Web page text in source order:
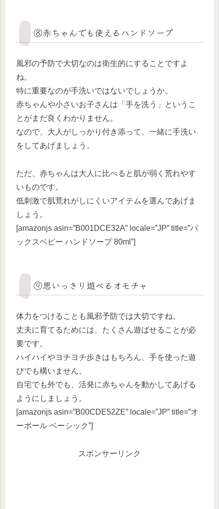
⑧赤ちゃんでも使えるハンドソープ
風邪の予防で大切なのは衛生的にすることですよ
ね。
特に重要なのが手洗いではないでしょうか。
赤ちゃんや小さいお子さんは「手を洗う」というこ
とがまだ良くわかりません。
なので、大人がしっかり付き添って、一緒に手洗い
をしてあげましょう。
ただ、赤ちゃんは大人に比べると肌が弱く荒れやす
いものです。
低刺激で肌荒れがしにくいアイテムを選んであげま
しょう。
[amazonjs asin=”B001DCE32A” locale=”JP” title=”パ
ックスベビー ハンドソープ 80ml”]
⑨思いっきり遊べるオモチャ
体力をつけることも風邪予防では大切ですね。
丈夫に育てるためには、たくさん遊ばせることが必
要です。
ハイハイやヨチヨチ歩きはもちろん、手を使った遊
びでも構いません。
自宅でも外でも、活発に赤ちゃんを動かしてあげる
ようにしましょう。
[amazonjs asin=”B00CDE52ZE” locale=”JP” title=”オ
ーボール ベーシック”]
スポンサーリンク